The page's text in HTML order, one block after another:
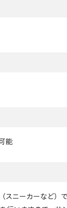
能
スニーカーなど）